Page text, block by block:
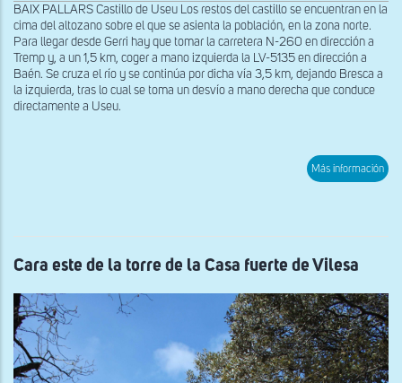
BAIX PALLARS Castillo de Useu Los restos del castillo se encuentran en la
cima del altozano sobre el que se asienta la población, en la zona norte.
Para llegar desde Gerri hay que tomar la carretera N-260 en dirección a
Tremp y, a un 1,5 km, coger a mano izquierda la LV-5135 en dirección a
Baén. Se cruza el río y se continúa por dicha vía 3,5 km, dejando Bresca a
la izquierda, tras lo cual se toma un desvío a mano derecha que conduce
directamente a Useu.
Más información
Cara este de la torre de la Casa fuerte de Vilesa